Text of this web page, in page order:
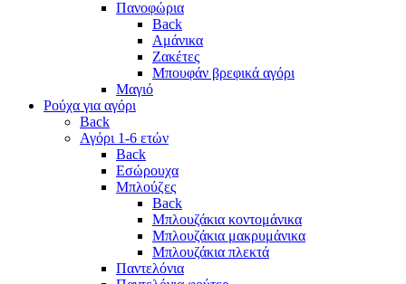
Πανοφώρια
Back
Αμάνικα
Ζακέτες
Μπουφάν βρεφικά αγόρι
Μαγιό
Ρούχα για αγόρι
Back
Αγόρι 1-6 ετών
Back
Εσώρουχα
Μπλούζες
Back
Μπλουζάκια κοντομάνικα
Μπλουζάκια μακρυμάνικα
Μπλουζάκια πλεκτά
Παντελόνια